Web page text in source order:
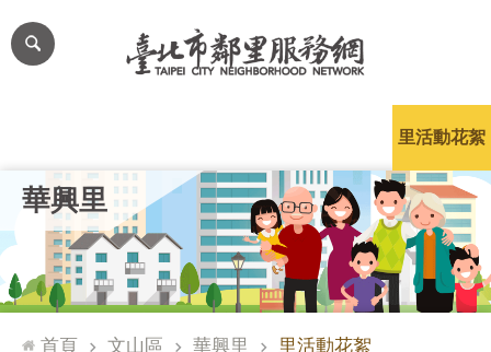
跳到主要內容區塊
網
站
台
華興里
里活動花絮
首頁 文山區 華興里 里活動花絮